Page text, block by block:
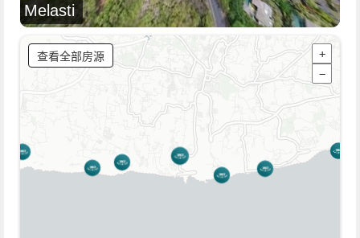
Melasti
查看全部房源
+
−